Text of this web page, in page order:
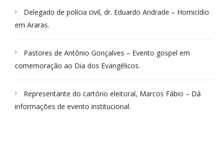
Delegado de polícia civil, dr. Eduardo Andrade – Homicídio
em Araras.
Pastores de Antônio Gonçalves – Evento gospel em
comemoração ao Dia dos Evangélicos.
Representante do cartório eleitoral, Marcos Fábio – Dá
informações de evento institucional.